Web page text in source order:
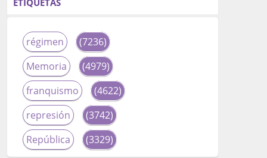
ETIQUETAS
régimen
(7236)
Memoria
(4979)
franquismo
(4622)
represión
(3742)
República
(3329)